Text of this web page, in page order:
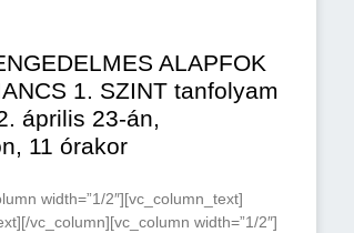
ALAPFOK
1. SZINT tanfolyam
április 23-án,
11 órakor
width=”1/2″][vc_column_text]
vc_column][vc_column width=”1/2″]